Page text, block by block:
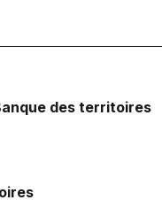
des territoires